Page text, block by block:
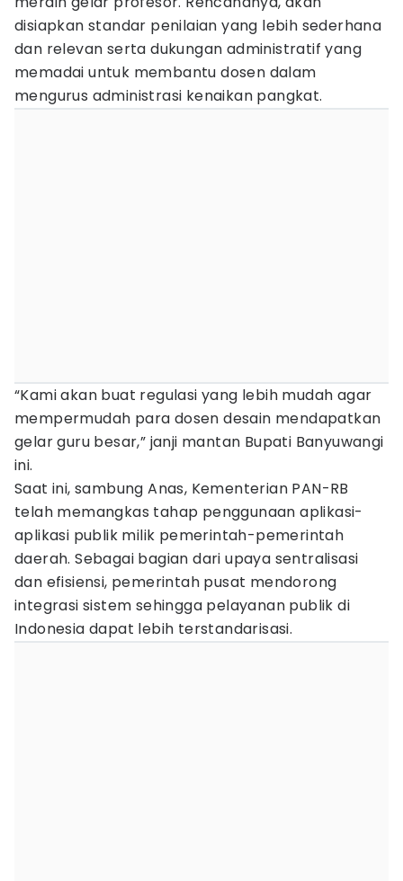
disiapkan standar penilaian yang lebih sederhana
dan relevan serta dukungan administratif yang
memadai untuk membantu dosen dalam
mengurus administrasi kenaikan pangkat.
“Kami akan buat regulasi yang lebih mudah agar
mempermudah para dosen desain mendapatkan
gelar guru besar,” janji mantan Bupati Banyuwangi
ini.
Saat ini, sambung Anas, Kementerian PAN-RB
telah memangkas tahap penggunaan aplikasi-
aplikasi publik milik pemerintah-pemerintah
daerah. Sebagai bagian dari upaya sentralisasi
dan efisiensi, pemerintah pusat mendorong
integrasi sistem sehingga pelayanan publik di
Indonesia dapat lebih terstandarisasi.